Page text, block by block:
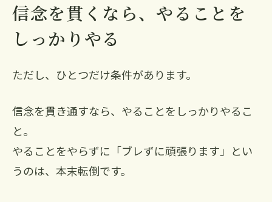
信念を貫くなら、やることを
しっかりやる
ただし、ひとつだけ条件があります。
信念を貫き通すなら、やることをしっかりやるこ
と。
やることをやらずに「ブレずに頑張ります」とい
うのは、本末転倒です。